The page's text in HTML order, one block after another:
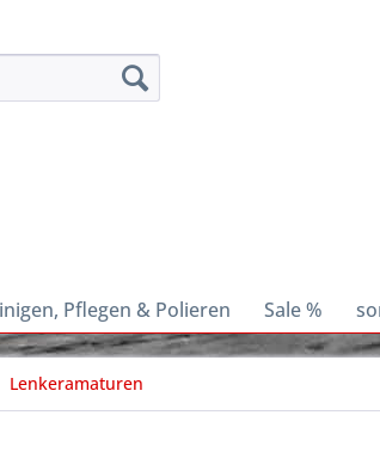
Pflegen & Polieren Sale %
Lenkeramaturen